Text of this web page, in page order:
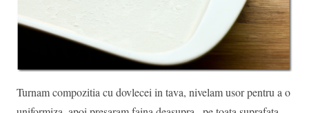
Turnam compozitia cu dovlecei in tava, nivelam usor pentru a o